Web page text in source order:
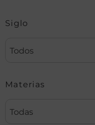
Siglo
Todos
Materias
Todas